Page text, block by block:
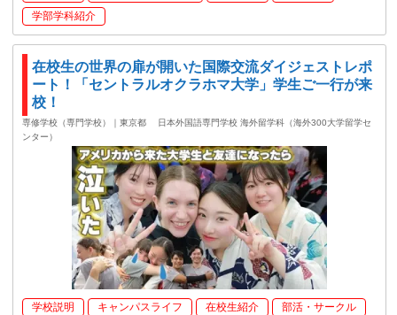
学部学科紹介
在校生の世界の扉が開いた国際交流ダイジェストレポ
ート！「セントラルオクラホマ大学」学生ご一行が来
校！
専修学校（専門学校）｜東京都
日本外国語専門学校 海外留学科（海外300大学留学セ
ンター）
学校説明 キャンパスライフ 在校生紹介
部活・サークル